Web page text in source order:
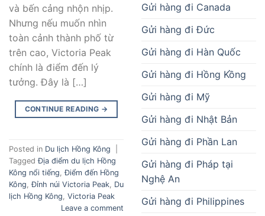
và bến cảng nhộn nhịp.
Nhưng nếu muốn nhìn
toàn cảnh thành phố từ
trên cao, Victoria Peak
chính là điểm đến lý
tưởng. Đây là […]
CONTINUE READING →
Posted in Du lịch Hồng Kông
TaggedĐịa điểm du lịch Hồng
Kông nổi tiếng,Điểm đến Hồng
Kông,Đỉnh núi Victoria Peak, Du
lịch Hồng Kông, Victoria Peak
Leave a comment
Gửi hàng đi Canada
Gửi hàng đi Đức
Gửi hàng đi Hàn Quốc
Gửi hàng đi Hồng Kồng
Gửi hàng đi Mỹ
Gửi hàng đi Nhật Bản
Gửi hàng đi Phần Lan
Gửi hàng đi Pháp tại
Nghệ An
Gửi hàng đi Philippines